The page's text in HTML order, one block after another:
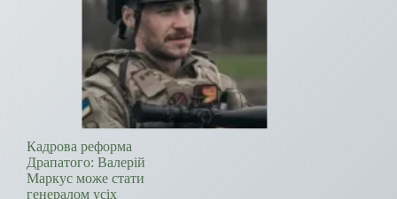
Кадрова реформа
Драпатого: Валерій
Маркус може стати
генералом усіх